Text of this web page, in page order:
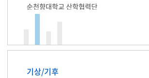
순천향대학교 산학협력단
기상/기후